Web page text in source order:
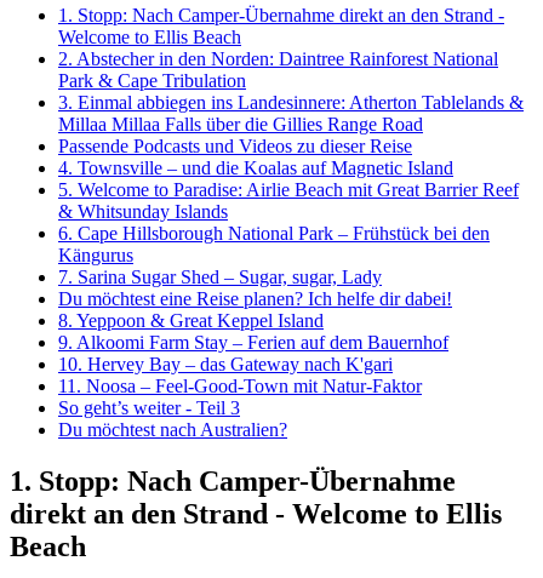
1. Stopp: Nach Camper-Übernahme direkt an den Strand -
Welcome to Ellis Beach
2. Abstecher in den Norden: Daintree Rainforest National
Park & Cape Tribulation
3. Einmal abbiegen ins Landesinnere: Atherton Tablelands &
Millaa Millaa Falls über die Gillies Range Road
Passende Podcasts und Videos zu dieser Reise
4. Townsville – und die Koalas auf Magnetic Island
5. Welcome to Paradise: Airlie Beach mit Great Barrier Reef
& Whitsunday Islands
6. Cape Hillsborough National Park – Frühstück bei den
Kängurus
7. Sarina Sugar Shed – Sugar, sugar, Lady
Du möchtest eine Reise planen? Ich helfe dir dabei!
8. Yeppoon & Great Keppel Island
9. Alkoomi Farm Stay – Ferien auf dem Bauernhof
10. Hervey Bay – das Gateway nach K'gari
11. Noosa – Feel-Good-Town mit Natur-Faktor
So geht’s weiter - Teil 3
Du möchtest nach Australien?
1. Stopp: Nach Camper-Übernahme
direkt an den Strand - Welcome to Ellis
Beach